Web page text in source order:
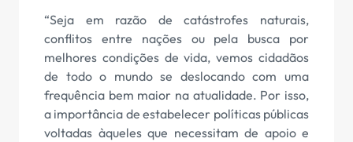
“Seja em razão de catástrofes naturais,
conflitos entre nações ou pela busca por
melhores condições de vida, vemos cidadãos
de todo o mundo se deslocando com uma
frequência bem maior na atualidade. Por isso,
a importância de estabelecer políticas públicas
voltadas àqueles que necessitam de apoio e